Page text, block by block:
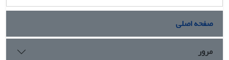
صفحه اصلی
مرور